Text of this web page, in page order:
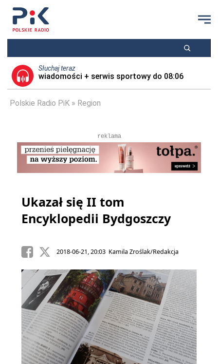
Słuchaj teraz
wiadomości + serwis sportowy do 08:06
Polskie Radio PiK Region
reklama
Ukazał się II tom
Encyklopedii Bydgoszczy
2018-06-21, 20:03 Kamila Zroślak/Redakcja